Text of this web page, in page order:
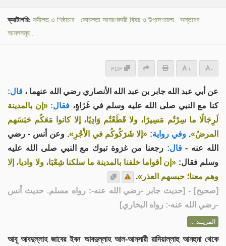
ক্যাটাগরি: ফযীলত ও শিষ্ঠাচার . কোমলতা আনয়ণকারী বিষয় ও উপদেশমালা . অন্তরের
আমলসমূহ.
PDF + -
عن أبي عبد الله جابر بن عبد الله الأنصاري رضي الله عنهما ، قال:
كنا مع النبي صلى الله عليه وسلم في غَزَاةٍ، فقال: «إن بالمدينة
لَرِجَالًا ما سِرْتُم مَسِيرًا، ولا قَطَعْتُم وَادِيًا، إلا كانوا مَعَكُم حَبَسَهم
المرضُ». وفي رواية: «إلا شَرَكُوكُم في الأَجْرِ». وعن أنس - رضي
الله عنه -قال: رجعنا من غزوة تبوك مع النبي صلى الله عليه
وسلم فقال: «إن أقواما خلفنا بالمدينة ما سلكنا شِعْبَا، ولا واديا، إلا
وهم معنا؛ حبسهم العذر».
[صحيح] - [حديث جابر -رضي الله عنه-: رواه مسلم. حديث أنس
-رضي الله عنه-: رواه البخاري]
المزيــد ...
আবূ আবদুল্লাহ জাবের ইবন আবদুল্লাহ আল-আনসারী রাদিয়াল্লাহু আনহুমা থেকে